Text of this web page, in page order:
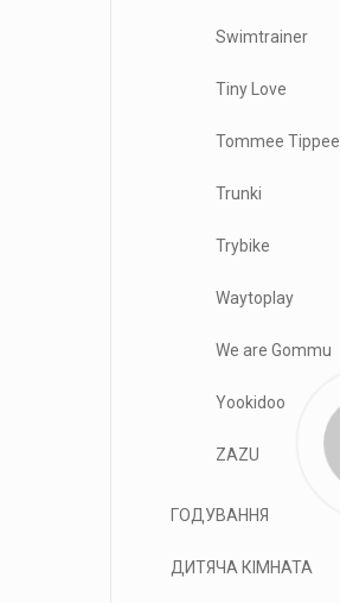
Swimtrainer
Tiny Love
Tommee Tippee
Trunki
Trybike
Waytoplay
We are Gommu
Yookidoo
ZAZU
ГОДУВАННЯ
ДИТЯЧА КІМНАТА